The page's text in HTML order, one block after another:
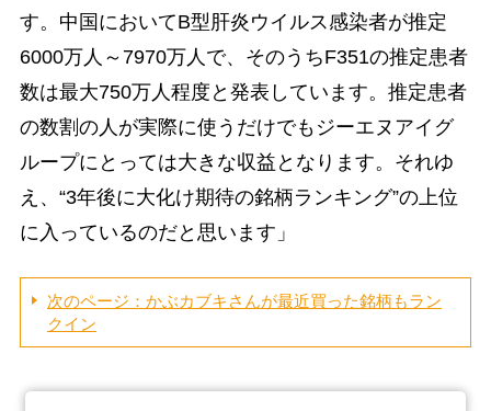
す。中国においてB型肝炎ウイルス感染者が推定
6000万人～7970万人で、そのうちF351の推定患者
数は最大750万人程度と発表しています。推定患者
の数割の人が実際に使うだけでもジーエヌアイグ
ループにとっては大きな収益となります。それゆ
え、“3年後に大化け期待の銘柄ランキング”の上位
に入っているのだと思います」
次のページ：かぶカブキさんが最近買った銘柄もラン
クイン